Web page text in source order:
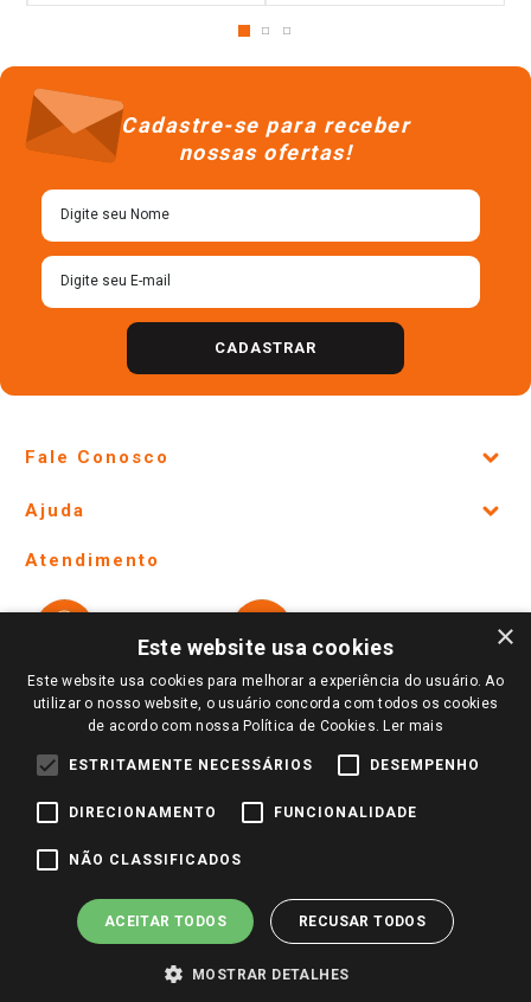
Cadastre-se para receber
nossas ofertas!
CADASTRAR
Fale Conosco
Lojas Físicas e Horários
Ofertas
Notícias
Perguntas frequentes
Trabalhe Conosco
Ajuda
Formas de Pagamento
Políticas de entrega
Trocas e Devoluções
Atendimento
Vendas Online
Ouvidoria
Redes Sociais
×
Este website usa cookies
Este website usa cookies para melhorar a experiência do usuário. Ao
utilizar o nosso website, o usuário concorda com todos os cookies
de acordo com nossa Política de Cookies. Ler mais
ESTRITAMENTE NECESSÁRIOS DESEMPENHO
DIRECIONAMENTO FUNCIONALIDADE
NÃO CLASSIFICADOS
ACEITAR TODOS RECUSAR TODOS
MOSTRAR DETALHES